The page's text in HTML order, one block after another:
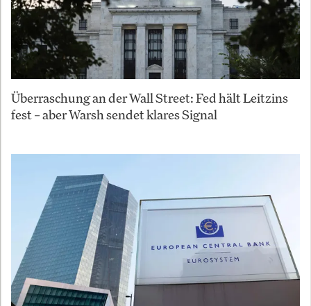
Überraschung an der Wall Street: Fed hält Leitzins
fest – aber Warsh sendet klares Signal